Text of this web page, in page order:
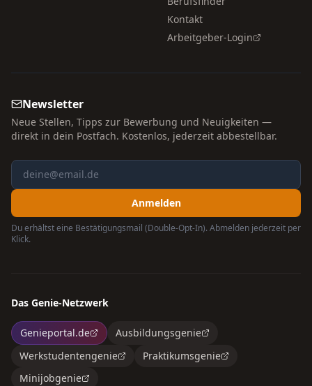
Kontakt
Arbeitgeber-Login
Newsletter
Neue Stellen, Tipps zur Bewerbung und Neuigkeiten —
direkt in dein Postfach. Kostenlos, jederzeit abbestellbar.
Anmelden
Du erhältst eine Bestätigungsmail (Double-Opt-In). Abmelden jederzeit per
Klick.
Das Genie-Netzwerk
Genieportal.de
Ausbildungsgenie
Werkstudentengenie
Praktikumsgenie
Minijobgenie